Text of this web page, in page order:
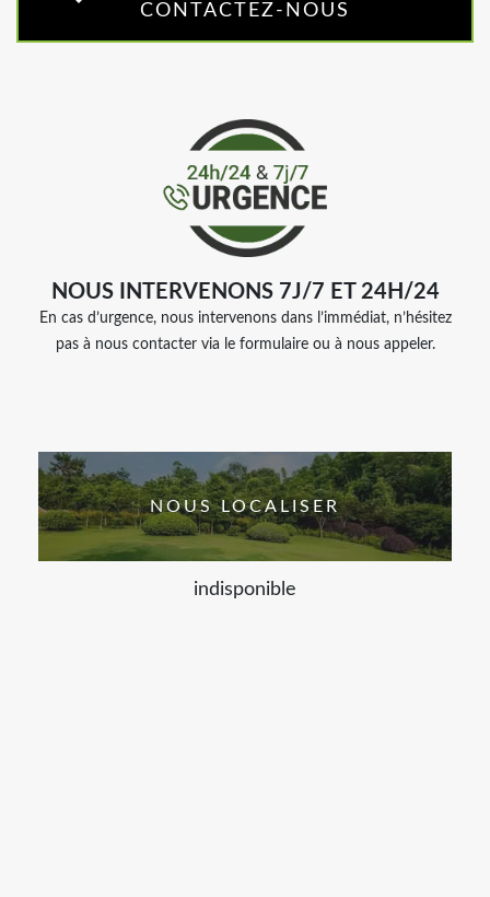
CONTACTEZ-NOUS
NOUS INTERVENONS 7J/7 ET 24H/24
En cas d’urgence, nous intervenons dans l’immédiat, n’hésitez
pas à nous contacter via le formulaire ou à nous appeler.
NOUS LOCALISER
indisponible